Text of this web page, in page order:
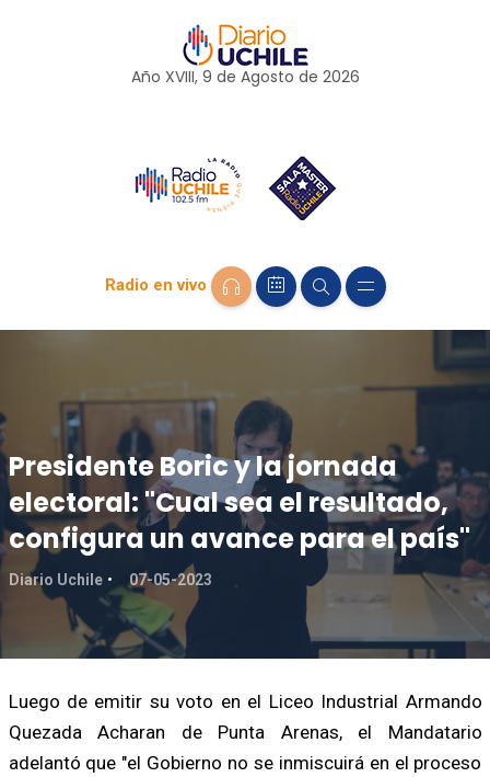
Año XVIII, 9 de Agosto de 2026
Radio en vivo
Presidente Boric y la jornada
electoral: "Cual sea el resultado,
configura un avance para el país"
Diario Uchile 07-05-2023
Luego de emitir su voto en el Liceo Industrial Armando
Quezada Acharan de Punta Arenas, el Mandatario
adelantó que "el Gobierno no se inmiscuirá en el proceso